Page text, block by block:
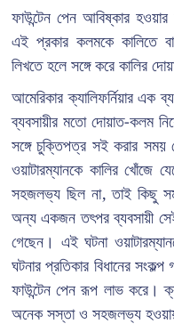
ফাউন্টেন পেন আবিষ্কার
এই প্রকার কলমকে কালিতে
লিখতে হলে সঙ্গে করে কালির
আমেরিকার ক্যালিফর্নিয়ার এক
ব্যবসায়ীর মতো দোয়াত-কলম
সঙ্গে চুক্তিপত্র সই করার
ওয়াটারম্যানকে কালির খোঁজে
সহজলভ্য ছিল না, তাই কিছু
অন্য একজন তৎপর ব্যবসায়ী
গেছেন। এই ঘটনা
ঘটনার প্রতিকার বিধানের
ফাউন্টেন পেন রূপ লাভ করে।
অনেক সস্তা ও সহজলভ্য